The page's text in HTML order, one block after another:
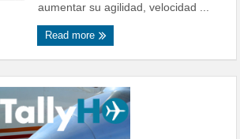
aumentar su agilidad, velocidad ...
Read more